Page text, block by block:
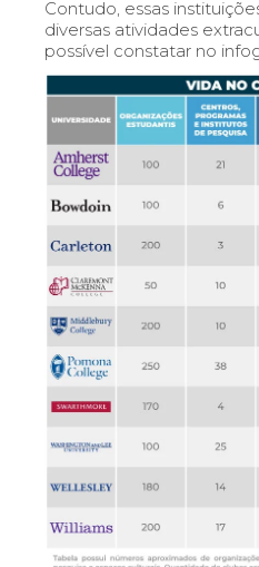
Contudo, essas
diversas atividades
possível constatar no